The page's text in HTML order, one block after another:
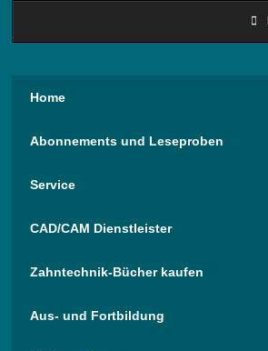
Home
Abonnements und Leseproben
Service
CAD/CAM Dienstleister
Zahntechnik-Bücher kaufen
Aus- und Fortbildung